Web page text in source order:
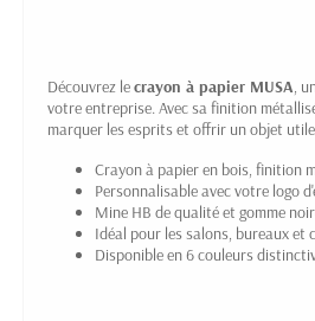
Découvrez lecrayon à papier MUSA,
votre entreprise. Avec sa finition
marquer les esprits et offrir un objet
Crayon à papier en bois, finition
Personnalisable avec votre logo
Mine HB de qualité et gomme
Idéal pour les salons, bureaux et
Disponible en 6 couleurs